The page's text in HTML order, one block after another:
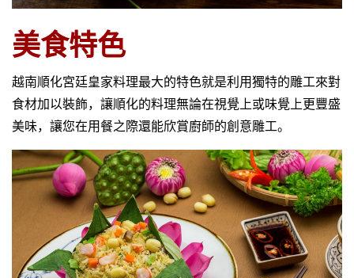
美食特色
越南順化宮廷皇家料理最大的特色就是利用獨特的雕工來對
食材加以裝飾，讓順化的料理無論在視覺上或味覺上更豐盛
美味，讓您在用餐之際還能欣賞廚師的創意雕工。